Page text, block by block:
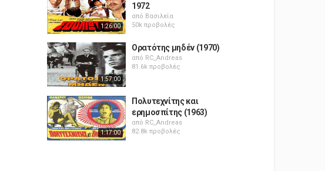
1:26:00
1972
από Βασιλεία
50k προβολές
1:57:00
Ορατότης μηδέν (1970)
από RC_Andreas
81.6k προβολές
1:17:00
Πολυτεχνίτης και
ερημοσπίτης (1963)
από RC_Andreas
82.8k προβολές